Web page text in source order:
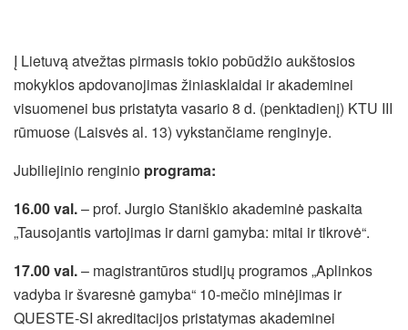
Į Lietuvą atvežtas pirmasis tokio pobūdžio aukštosios
mokyklos apdovanojimas žiniasklaidai ir akademinei
visuomenei bus pristatyta vasario 8 d. (penktadienį) KTU III
rūmuose (Laisvės al. 13) vykstančiame renginyje.
Jubiliejinio renginio programa:
16.00 val.– prof. Jurgio Staniškio akademinė paskaita
„Tausojantis vartojimas ir darni gamyba: mitai ir tikrovė“.
17.00 val.– magistrantūros studijų programos „Aplinkos
vadyba ir švaresnė gamyba“ 10-mečio minėjimas ir
QUESTE-SI akreditacijos pristatymas akademinei